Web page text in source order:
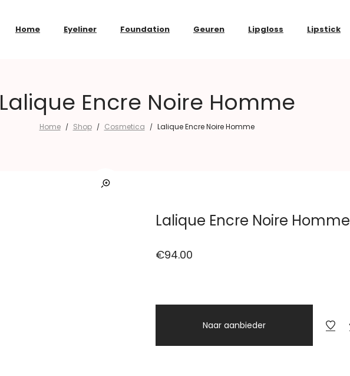
Home Eyeliner Foundation Geuren Lipgloss Lipstick
Lalique Encre Noire Homme
Home / Shop / Cosmetica / Lalique Encre Noire Homme
Lalique Encre Noire Homme
€94.00
Naar aanbieder